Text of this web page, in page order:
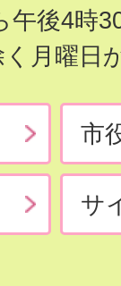
午後4時
月曜日
市
サ